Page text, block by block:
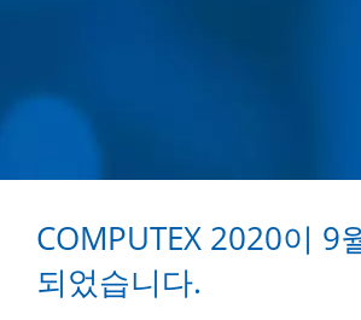
COMPUTEX 2020이 9
되었습니다.